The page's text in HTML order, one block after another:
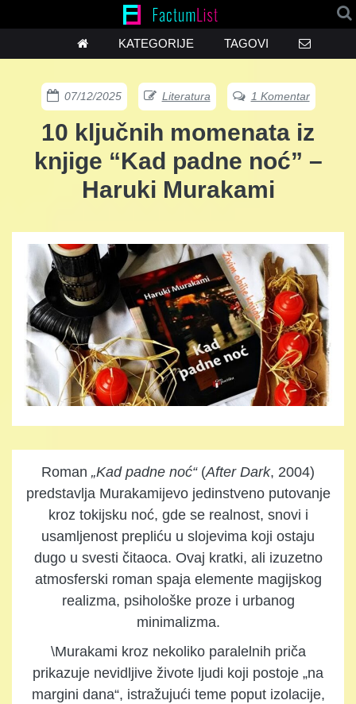
KATEGORIJE TAGOVI
07/12/2025 Literatura 1 Komentar
10 ključnih momenata iz
knjige “Kad padne noć” –
Haruki Murakami
Roman „Kad padne noć“(After Dark, 2004)
predstavlja Murakamijevo jedinstveno putovanje
kroz tokijsku noć, gde se realnost, snovi i
usamljenost prepliću u slojevima koji ostaju
dugo u svesti čitaoca. Ovaj kratki, ali izuzetno
atmosferski roman spaja elemente magijskog
realizma, psihološke proze i urbanog
minimalizma.
\Murakami kroz nekoliko paralelnih priča
prikazuje nevidljive živote ljudi koji postoje „na
margini dana“, istražujući teme poput izolacije,